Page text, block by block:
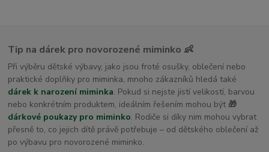
Tip na dárek pro novorozené miminko 👶
Při výběru dětské výbavy, jako jsou froté osušky, oblečení nebo
praktické doplňky pro miminka, mnoho zákazníků hledá také
dárek k narození miminka. Pokud si nejste jistí velikostí, barvou
nebo konkrétním produktem, ideálním řešením mohou být 🎁
dárkové poukazy pro miminko. Rodiče si díky nim mohou vybrat
přesně to, co jejich dítě právě potřebuje – od dětského oblečení až
po výbavu pro novorozené miminko.